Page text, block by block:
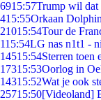
6915:57Trump wil dat
415:55Orkaan
21015:54Tour de
115:54LG nas n1t1 -
14515:54Sterren toen
17315:53Oorlog in
14315:52Wat je ook
25715:50[Videoland]